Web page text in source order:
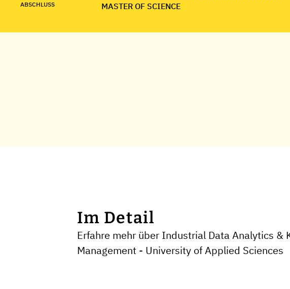
ABSCHLUSS MASTER OF SCIENCE
Im Detail
Erfahre mehr über Industrial Data Analytics &
Management - University of Applied Sciences